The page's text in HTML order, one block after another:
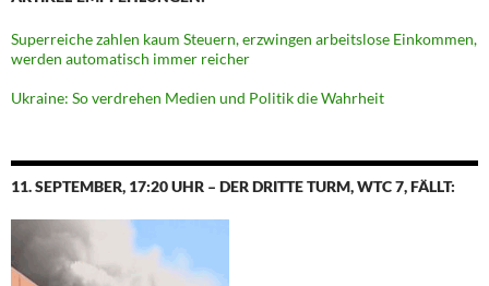
Superreiche zahlen kaum Steuern, erzwingen arbeitslose Einkommen,
werden automatisch immer reicher
Ukraine: So verdrehen Medien und Politik die Wahrheit
11. SEPTEMBER, 17:20 UHR – DER DRITTE TURM, WTC 7, FÄLLT: